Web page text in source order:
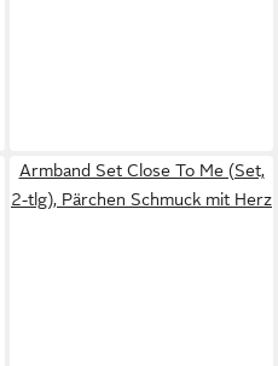
Armband Set Close To Me (Set,
2-tlg), Pärchen Schmuck mit Herz